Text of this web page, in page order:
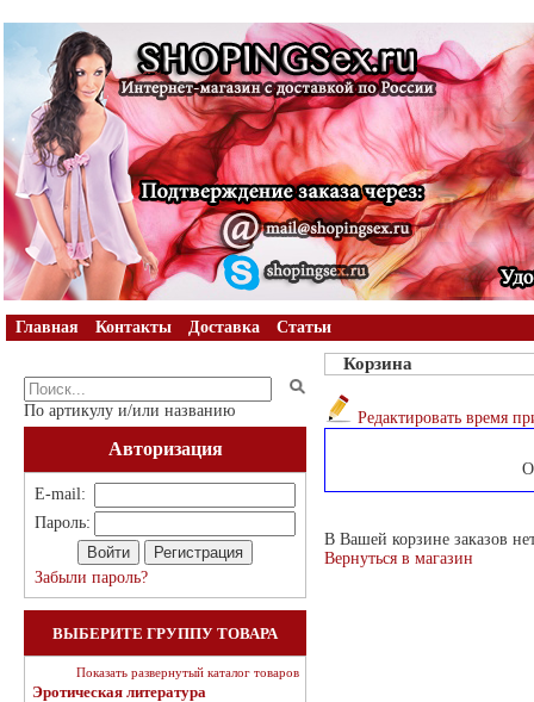
Главная Контакты Доставка Статьи
По артикулу и/или названию
Авторизация
E-mail:
Пароль:
Забыли пароль?
ВЫБЕРИТЕ ГРУППУ ТОВАРА
Показать развернутый каталог товаров
Эротическая литература
Корзина
Редактировать время
В Вашей корзине заказов
Вернуться в магазин